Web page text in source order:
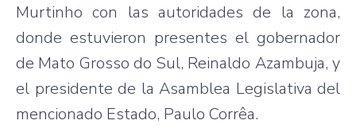
Murtinho con las autoridades de la zona,
donde estuvieron presentes el gobernador
de Mato Grosso do Sul, Reinaldo Azambuja, y
el presidente de la Asamblea Legislativa del
mencionado Estado, Paulo Corrêa.